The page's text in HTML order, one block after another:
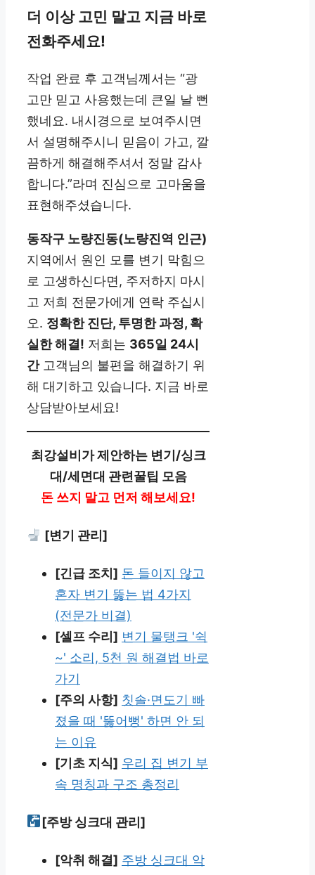
더 이상 고민 말고 지금 바로
전화주세요!
작업 완료 후 고객님께서는 “광
고만 믿고 사용했는데 큰일 날 뻔
했네요. 내시경으로 보여주시면
서 설명해주시니 믿음이 가고, 깔
끔하게 해결해주셔서 정말 감사
합니다.”라며 진심으로 고마움을
표현해주셨습니다.
동작구 노량진동(노량진역 인근)
지역에서 원인 모를 변기 막힘으
로 고생하신다면, 주저하지 마시
고 저희 전문가에게 연락 주십시
오. 정확한 진단, 투명한 과정, 확
실한 해결! 저희는 365일 24시
간고객님의 불편을 해결하기 위
해 대기하고 있습니다. 지금 바로
상담받아보세요!
최강설비가 제안하는 변기/싱크
대/세면대 관련꿀팁 모음
돈 쓰지 말고 먼저 해보세요!
[변기 관리]
[긴급 조치] 돈 들이지 않고
혼자 변기 뚫는 법 4가지
(전문가 비결)
[셀프 수리] 변기 물탱크 '쉭
~' 소리, 5천 원 해결법 바로
가기
[주의 사항] 칫솔·면도기 빠
졌을 때 '뚫어뻥' 하면 안 되
는 이유
[기초 지식] 우리 집 변기 부
속 명칭과 구조 총정리
[주방 싱크대 관리]
[악취 해결] 주방 싱크대 악